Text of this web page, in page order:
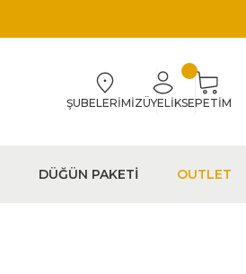
ŞUBELERİMİZÜYELİKSEPETİM
DÜĞÜN PAKETİ OUTLET